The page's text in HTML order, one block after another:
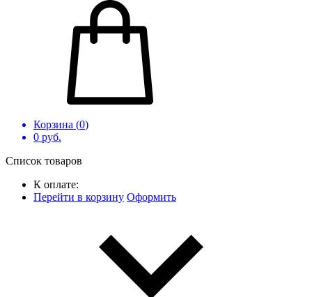
Корзина (0)
0 руб.
Список товаров
К оплате:
Перейти в корзину Оформить